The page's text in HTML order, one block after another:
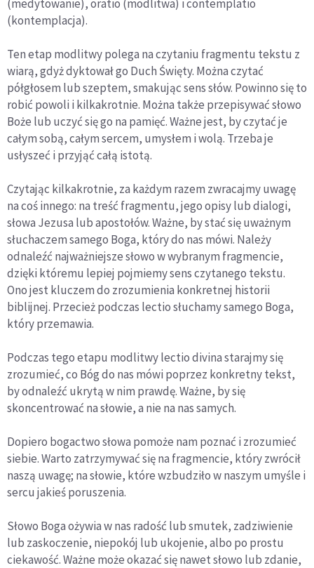
(medytowanie), oratio (modlitwa) i contemplatio
(kontemplacja).
Ten etap modlitwy polega na czytaniu fragmentu tekstu z
wiarą, gdyż dyktował go Duch Święty. Można czytać
półgłosem lub szeptem, smakując sens słów. Powinno się to
robić powoli i kilkakrotnie. Można także przepisywać słowo
Boże lub uczyć się go na pamięć. Ważne jest, by czytać je
całym sobą, całym sercem, umysłem i wolą. Trzeba je
usłyszeć i przyjąć całą istotą.
Czytając kilkakrotnie, za każdym razem zwracajmy uwagę
na coś innego: na treść fragmentu, jego opisy lub dialogi,
słowa Jezusa lub apostołów. Ważne, by stać się uważnym
słuchaczem samego Boga, który do nas mówi. Należy
odnaleźć najważniejsze słowo w wybranym fragmencie,
dzięki któremu lepiej pojmiemy sens czytanego tekstu.
Ono jest kluczem do zrozumienia konkretnej historii
biblijnej. Przecież podczas lectio słuchamy samego Boga,
który przemawia.
Podczas tego etapu modlitwy lectio divina starajmy się
zrozumieć, co Bóg do nas mówi poprzez konkretny tekst,
by odnaleźć ukrytą w nim prawdę. Ważne, by się
skoncentrować na słowie, a nie na nas samych.
Dopiero bogactwo słowa pomoże nam poznać i zrozumieć
siebie. Warto zatrzymywać się na fragmencie, który zwrócił
naszą uwagę; na słowie, które wzbudziło w naszym umyśle i
sercu jakieś poruszenia.
Słowo Boga ożywia w nas radość lub smutek, zadziwienie
lub zaskoczenie, niepokój lub ukojenie, albo po prostu
ciekawość. Ważne może okazać się nawet słowo lub zdanie,